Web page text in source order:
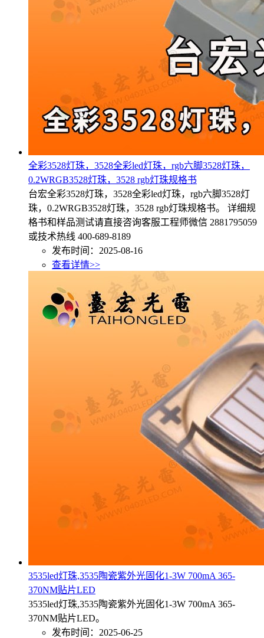
全彩3528灯珠，3528全彩led灯珠，rgb六脚3528灯珠，
0.2WRGB3528灯珠，3528 rgb灯珠规格书
台宏全彩3528灯珠，3528全彩led灯珠，rgb六脚3528灯
珠，0.2WRGB3528灯珠，3528 rgb灯珠规格书。 详细规
格书和样品测试请直接咨询客服工程师微信 2881795059
或技术热线 400-689-8189
发布时间：2025-08-16
查看详情>>
3535led灯珠,3535陶瓷紫外光固化1-3W 700mA 365-
370NM贴片LED
3535led灯珠,3535陶瓷紫外光固化1-3W 700mA 365-
370NM贴片LED。
发布时间：2025-06-25